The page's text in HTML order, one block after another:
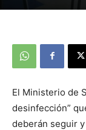
El Ministerio de
desinfección”
deberán seguir